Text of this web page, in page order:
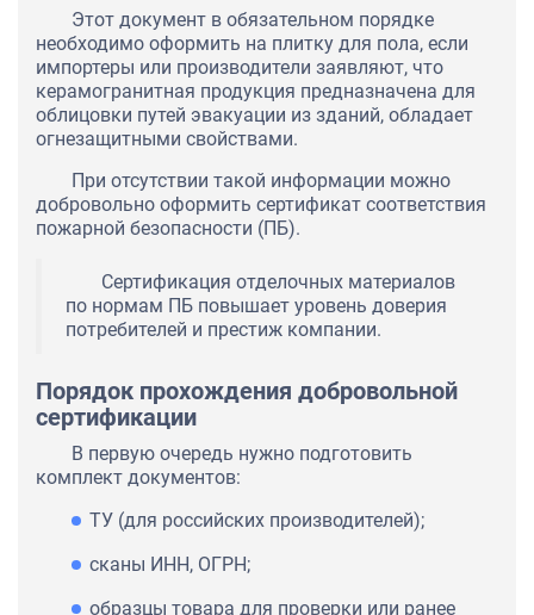
Этот документ в обязательном порядке
необходимо оформить на плитку для пола, если
импортеры или производители заявляют, что
керамогранитная продукция предназначена для
облицовки путей эвакуации из зданий, обладает
огнезащитными свойствами.
При отсутствии такой информации можно
добровольно оформить сертификат соответствия
пожарной безопасности (ПБ).
Сертификация отделочных материалов
по нормам ПБ повышает уровень доверия
потребителей и престиж компании.
Порядок прохождения добровольной
сертификации
В первую очередь нужно подготовить
комплект документов:
ТУ (для российских производителей);
сканы ИНН, ОГРН;
образцы товара для проверки или ранее